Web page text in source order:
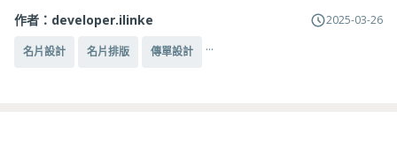
作者： developer.ilinke 2025-03-26
名片設計 名片排版 傳單設計 ...